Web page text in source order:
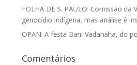
FOLHA DE S. PAULO: Comissão da
genocídio indígena, mas análise é
OPAN: A festa Bani Vadanaha, do
Comentários